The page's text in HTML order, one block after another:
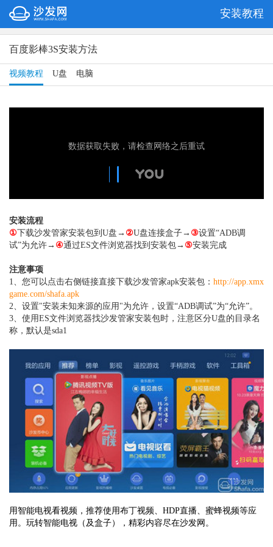
安装教程
百度影棒3S安装方法
视频教程 U盘 电脑
安装流程
①下载沙发管家安装包到U盘→ ②U盘连接盒子→ ③设置“ADB调
试”为允许→ ④通过ES文件浏览器找到安装包→ ⑤安装完成
注意事项
1、 您可以点击右侧链接直接下载沙发管家apk安装包： http://app.xmx
game.com/shafa.apk
2、设置"安装未知来源的应用"为允许，设置“ADB调试”为“允许”。
3、使用ES文件浏览器找沙发管家安装包时，注意区分U盘的目录名
称，默认是sda1
用智能电视看视频，推荐使用布丁视频、HDP直播、蜜蜂视频等应
用。玩转智能电视（及盒子），精彩内容尽在沙发网。